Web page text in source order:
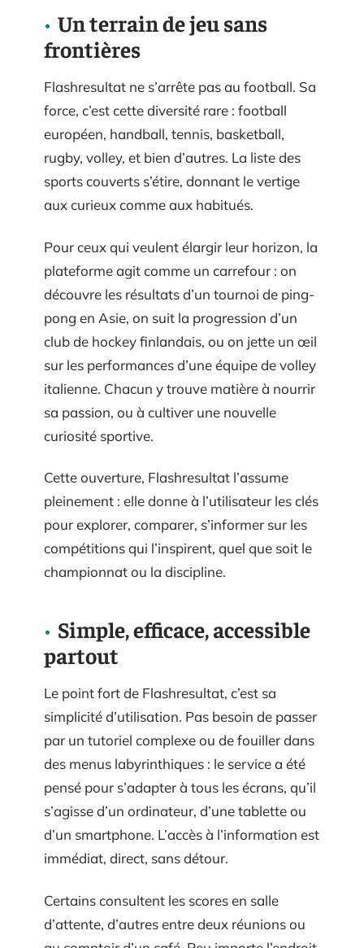
Un terrain de jeu sans
frontières
Flashresultat ne s’arrête pas au football. Sa
force, c’est cette diversité rare : football
européen, handball, tennis, basketball,
rugby, volley, et bien d’autres. La liste des
sports couverts s’étire, donnant le vertige
aux curieux comme aux habitués.
Pour ceux qui veulent élargir leur horizon, la
plateforme agit comme un carrefour : on
découvre les résultats d’un tournoi de ping-
pong en Asie, on suit la progression d’un
club de hockey finlandais, ou on jette un œil
sur les performances d’une équipe de volley
italienne. Chacun y trouve matière à nourrir
sa passion, ou à cultiver une nouvelle
curiosité sportive.
Cette ouverture, Flashresultat l’assume
pleinement : elle donne à l’utilisateur les clés
pour explorer, comparer, s’informer sur les
compétitions qui l’inspirent, quel que soit le
championnat ou la discipline.
Simple, efficace, accessible
partout
Le point fort de Flashresultat, c’est sa
simplicité d’utilisation. Pas besoin de passer
par un tutoriel complexe ou de fouiller dans
des menus labyrinthiques : le service a été
pensé pour s’adapter à tous les écrans, qu’il
s’agisse d’un ordinateur, d’une tablette ou
d’un smartphone. L’accès à l’information est
immédiat, direct, sans détour.
Certains consultent les scores en salle
d’attente, d’autres entre deux réunions ou